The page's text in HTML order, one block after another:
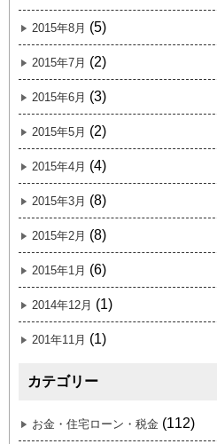
2015年8月 (5)
2015年7月 (2)
2015年6月 (3)
2015年5月 (2)
2015年4月 (4)
2015年3月 (8)
2015年2月 (8)
2015年1月 (6)
2014年12月 (1)
201年11月 (1)
カテゴリー
お金・住宅ローン・税金 (112)